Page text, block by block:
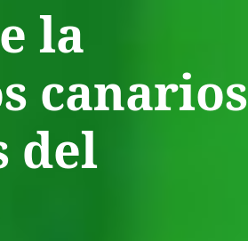
la
canarios
del